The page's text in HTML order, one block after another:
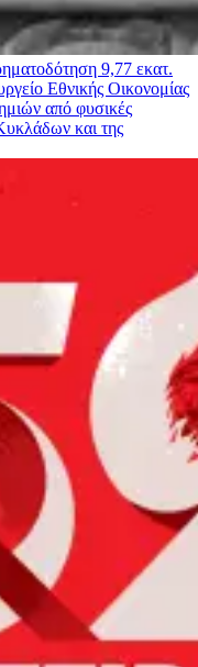
9,77 εκατ.
Εθνικής Οικονομίας
από φυσικές
και της